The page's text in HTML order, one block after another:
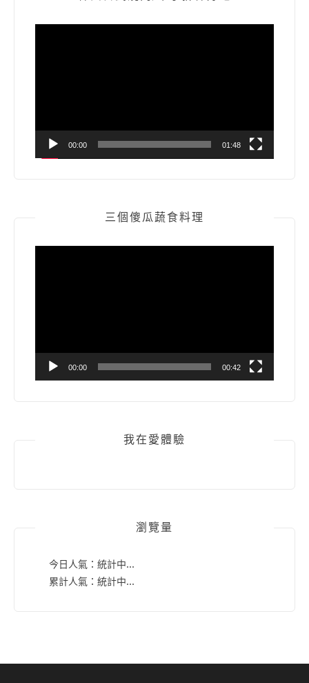
00:00 01:48
三個傻瓜蔬食料理
00:00 00:42
我在愛體驗
瀏覽量
今日人氣： 統計中...
累計人氣： 統計中...